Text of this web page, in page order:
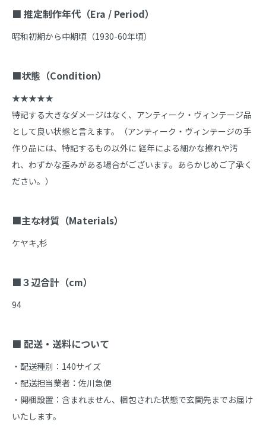
■ 推定制作年代（Era / Period）
昭和初期から中期頃（1930-60年頃）
■状態（Condition）
★★★★★
特記する大きなダメージはなく、アンティーク・ヴィンテージ品
として良い状態と言えます。（アンティーク・ヴィンテージの手
作り品には、特記するもの以外に 経年による細かな擦れや汚
れ、わずかな歪みがある場合がございます。あらかじめご了承く
ださい。）
■主な材質（Materials）
ケヤキ,杉
■３辺合計（cm）
94
■ 配送・送料について
・配送種別：140サイズ
・配送担当業者：佐川急便
・開梱設置：含まれません、梱包された状態で玄関先までお届け
いたします。